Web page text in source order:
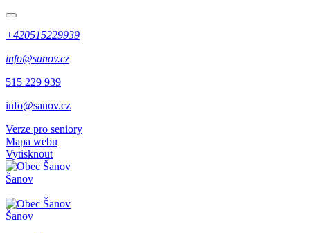
+420515229939
info@sanov.cz
515 229 939
info@sanov.cz
Verze pro seniory
Mapa webu
Vytisknout
Šanov
Šanov